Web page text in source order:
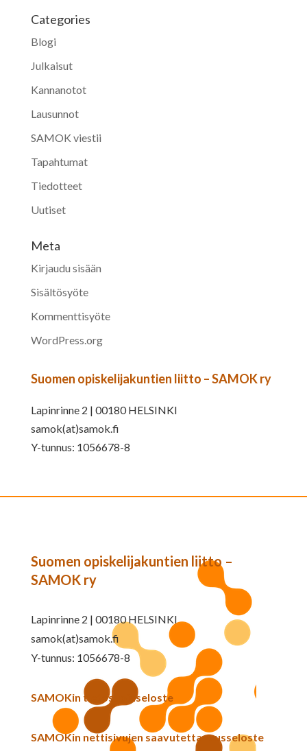
Categories
Blogi
Julkaisut
Kannanotot
Lausunnot
SAMOK viestii
Tapahtumat
Tiedotteet
Uutiset
Meta
Kirjaudu sisään
Sisältösyöte
Kommenttisyöte
WordPress.org
Suomen opiskelijakuntien liitto – SAMOK ry
Lapinrinne 2 | 00180 HELSINKI
samok(at)samok.fi
Y-tunnus: 1056678-8
Suomen opiskelijakuntien liitto –
SAMOK ry
Lapinrinne 2 | 00180 HELSINKI
samok(at)samok.fi
Y-tunnus: 1056678-8
SAMOKin tietosuojaseloste
SAMOKin nettisivujen saavutettavuusseloste